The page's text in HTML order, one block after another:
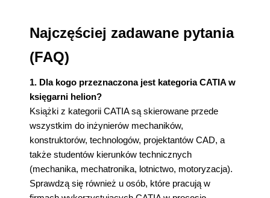
Najczęściej zadawane pytania
(FAQ)
1. Dla kogo przeznaczona jest kategoria CATIA w
księgarni helion?
Książki z kategorii CATIA są skierowane przede
wszystkim do inżynierów mechaników,
konstruktorów, technologów, projektantów CAD, a
także studentów kierunków technicznych
(mechanika, mechatronika, lotnictwo, motoryzacja).
Sprawdzą się również u osób, które pracują w